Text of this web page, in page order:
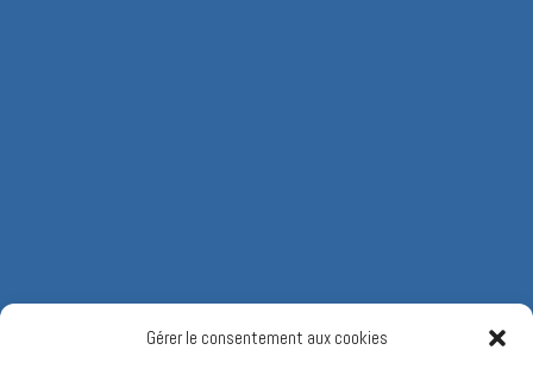
Gérer le consentement aux cookies